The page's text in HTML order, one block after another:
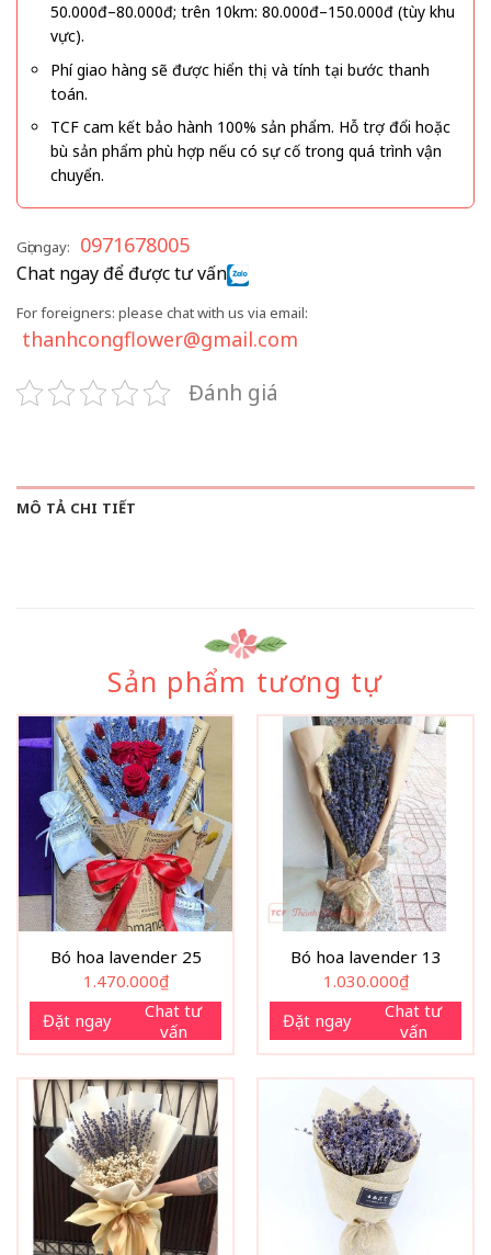
50.000đ–80.000đ; trên 10km: 80.000đ–150.000đ (tùy khu
vực).
Phí giao hàng sẽ được hiển thị và tính tại bước thanh
toán.
TCF cam kết bảo hành 100% sản phẩm. Hỗ trợ đổi hoặc
bù sản phẩm phù hợp nếu có sự cố trong quá trình vận
chuyển.
Gọi ngay: 0971678005
Chat ngay để được tư vấn
For foreigners: please chat with us via email:
thanhcongflower@gmail.com
Đánh giá
MÔ TẢ CHI TIẾT
Sản phẩm tương tự
Bó hoa lavender 25
1.470.000₫
Đặt ngay
Chat tư
vấn
Bó hoa lavender 13
1.030.000₫
Đặt ngay
Chat tư
vấn